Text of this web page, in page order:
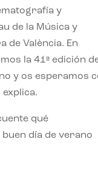
y
de la Música y
de València. En
la 41ª edición
y os esperamos
qué
día de verano